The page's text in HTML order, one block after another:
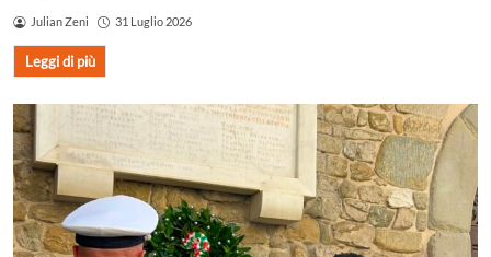
Julian Zeni 31 Luglio 2026
Leggi di più